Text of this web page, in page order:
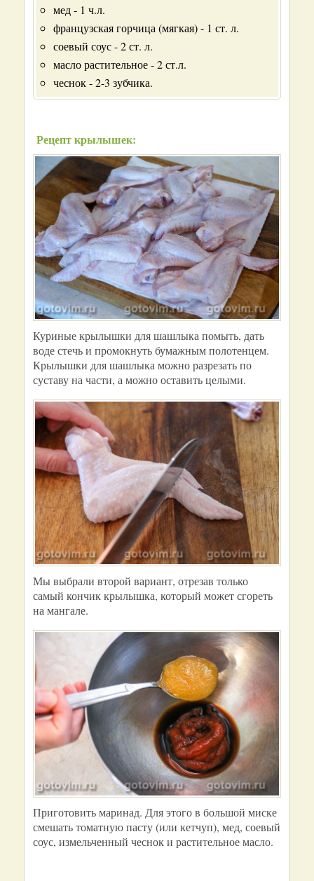
мед - 1 ч.л.
французская горчица (мягкая) - 1 ст. л.
соевый соус - 2 ст. л.
масло растительное - 2 ст.л.
чеснок - 2-3 зубчика.
Рецепт крылышек:
Куриные крылышки для шашлыка помыть, дать
воде стечь и промокнуть бумажным полотенцем.
Крылышки для шашлыка можно разрезать по
суставу на части, а можно оставить целыми.
Мы выбрали второй вариант, отрезав только
самый кончик крылышка, который может сгореть
на мангале.
Приготовить маринад. Для этого в большой миске
смешать томатную пасту (или кетчуп), мед, соевый
соус, измельченный чеснок и растительное масло.